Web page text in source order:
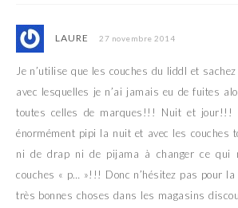
LAURE 27 novembre 2014
Je n’utilise que les couches du liddl et
avec lesquelles je n’ai jamais eu de fuites
toutes celles de marques!!! Nuit et jour!!!
énormément pipi la nuit et avec les couches
ni de drap ni de pijama à changer ce qui
couches « p… »!!! Donc n’hésitez pas pour
très bonnes choses dans les magasins